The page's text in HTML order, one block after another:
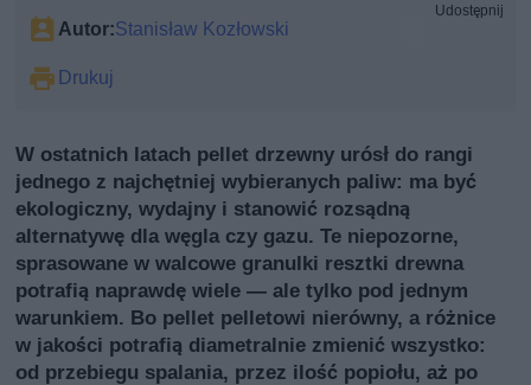
Autor:Stanisław Kozłowski
Drukuj
Udostępnij
W ostatnich latach pellet drzewny urósł do rangi
jednego z najchętniej wybieranych paliw: ma być
ekologiczny, wydajny i stanowić rozsądną
alternatywę dla węgla czy gazu. Te niepozorne,
sprasowane w walcowe granulki resztki drewna
potrafią naprawdę wiele — ale tylko pod jednym
warunkiem. Bo pellet pelletowi nierówny, a różnice
w jakości potrafią diametralnie zmienić wszystko:
od przebiegu spalania, przez ilość popiołu, aż po